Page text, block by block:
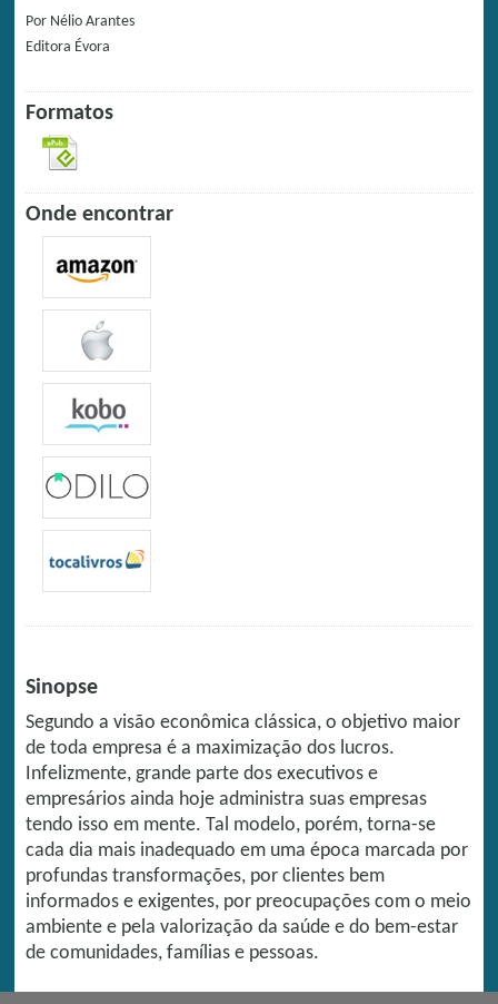
Por Nélio Arantes
Editora Évora
Formatos
Onde encontrar
Sinopse
Segundo a visão econômica clássica, o objetivo maior
de toda empresa é a maximização dos lucros.
Infelizmente, grande parte dos executivos e
empresários ainda hoje administra suas empresas
tendo isso em mente. Tal modelo, porém, torna-se
cada dia mais inadequado em uma época marcada por
profundas transformações, por clientes bem
informados e exigentes, por preocupações com o meio
ambiente e pela valorização da saúde e do bem-estar
de comunidades, famílias e pessoas.